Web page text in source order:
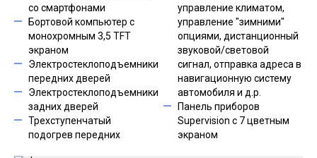
со смартфонами
Бортовой компьютер с
монохромным 3,5 TFT
экраном
Электростеклоподъемники
передних дверей
Электростеклоподъемники
задних дверей
Трехступенчатый
подогрев передних
управление климатом,
управление "зимними"
опциями, дистанционный
звуковой/световой
сигнал, отправка адреса в
навигационную систему
автомобиля и д.р.
Панель приборов
Supervision с 7 цветным
экраном